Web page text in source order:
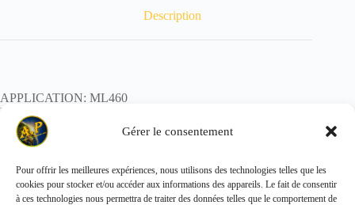
Gérer le consentement
Pour offrir les meilleures expériences, nous utilisons des technologies telles que les
cookies pour stocker et/ou accéder aux informations des appareils. Le fait de consentir
à ces technologies nous permettra de traiter des données telles que le comportement de
Description
APPLICATION: ML460
REF:
POIDS:
Copyright © 2026 - ALL PARTS FRANCE SAS